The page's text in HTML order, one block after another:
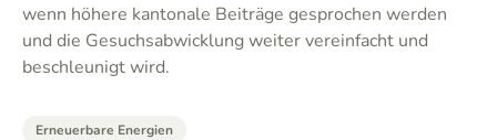
wenn höhere kantonale Beiträge gesprochen werden
und die Gesuchsabwicklung weiter vereinfacht und
beschleunigt wird.
Erneuerbare Energien